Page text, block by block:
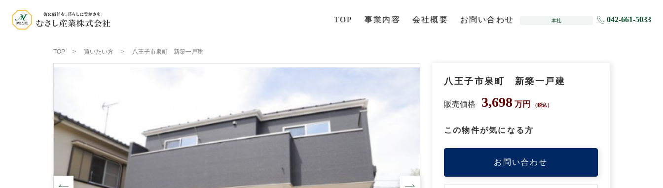
TOP 事業内容 会社概要 お問い合わせ 本社 042-661-5033
TOP 買いたい方 八王子市泉町 新築一戸建
八王子市泉町 新築一戸建
販売価格 3,698 万円 （税込）
この物件が気になる方
お問い合わせ